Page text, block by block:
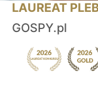
LAUREAT
GOSPY.pl